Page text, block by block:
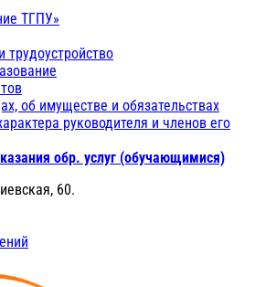
ТГПУ»
трудоустройство
об имуществе и обязательствах
руководителя и членов его
обр. услуг (обучающимися)
60.